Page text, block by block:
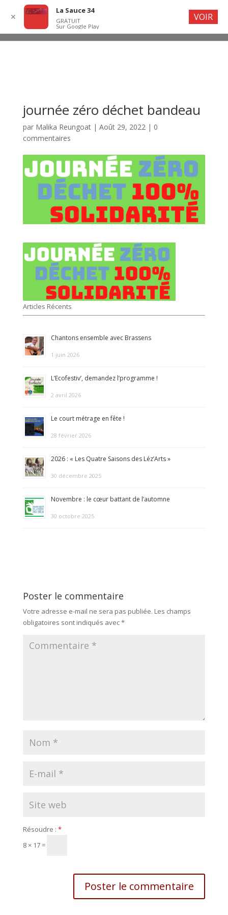
journée zéro déchet bandeau
par Malika Reungoat| Août 29, 2022| 0
commentaires
Articles Récents
Chantons ensemble avec Brassens
1 juin 2026
L’Ecofestiv’, demandez l’programme !
2 avril 2026
Le court métrage en fête !
28 février 2026
2026 : « Les Quatre Saisons des Léz’Arts »
30 décembre 2025
Novembre : le cœur battant de l’automne
30 octobre 2025
Poster le commentaire
Votre adresse e-mail ne sera pas publiée. Les champs
obligatoires sont indiqués avec*
Résoudre : *
8 × 17 =
✕
La Sauce 34
GRATUIT
Sur Google Play
VOIR